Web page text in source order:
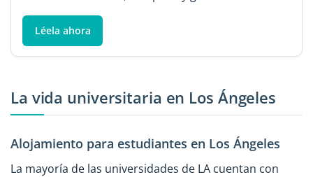
Léela ahora
La vida universitaria en Los Ángeles
Alojamiento para estudiantes en Los Ángeles
La mayoría de las universidades de LA cuentan con